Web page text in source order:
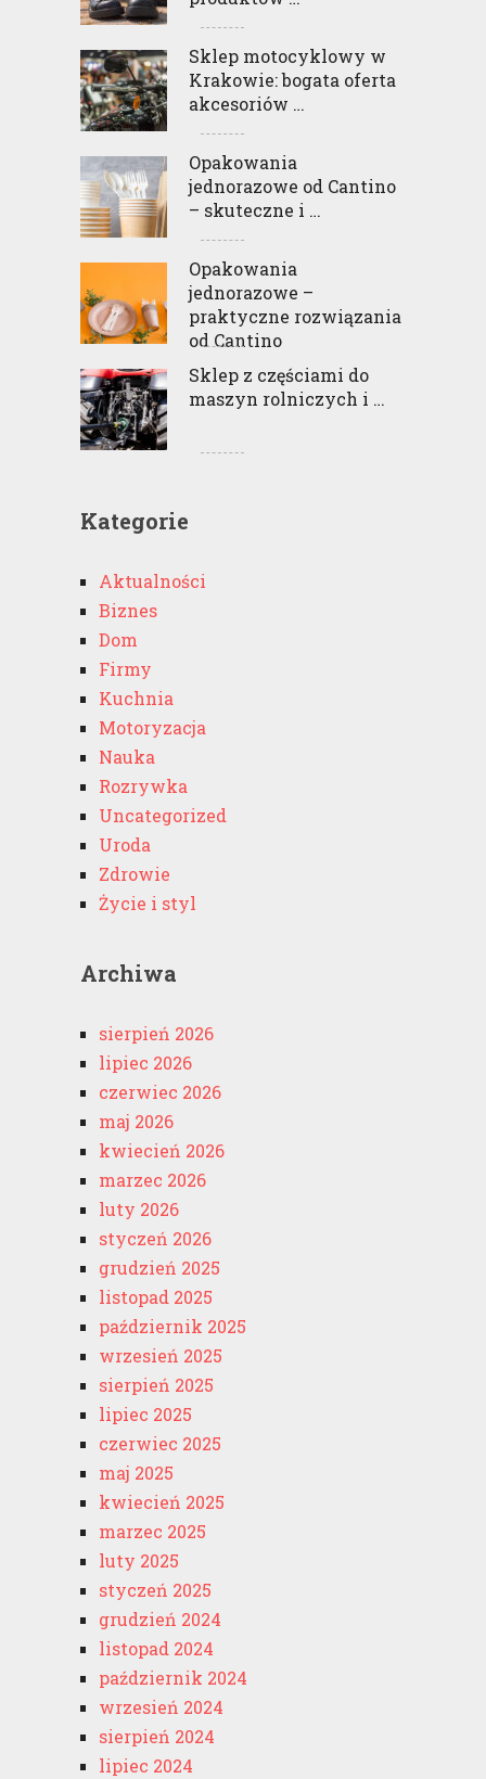
Sklep motocyklowy w
Krakowie: bogata oferta
akcesoriów …
Opakowania
jednorazowe od Cantino
– skuteczne i …
Opakowania
jednorazowe –
praktyczne rozwiązania
od Cantino
Sklep z częściami do
maszyn rolniczych i …
Kategorie
Aktualności
Biznes
Dom
Firmy
Kuchnia
Motoryzacja
Nauka
Rozrywka
Uncategorized
Uroda
Zdrowie
Życie i styl
Archiwa
sierpień 2026
lipiec 2026
czerwiec 2026
maj 2026
kwiecień 2026
marzec 2026
luty 2026
styczeń 2026
grudzień 2025
listopad 2025
październik 2025
wrzesień 2025
sierpień 2025
lipiec 2025
czerwiec 2025
maj 2025
kwiecień 2025
marzec 2025
luty 2025
styczeń 2025
grudzień 2024
listopad 2024
październik 2024
wrzesień 2024
sierpień 2024
lipiec 2024